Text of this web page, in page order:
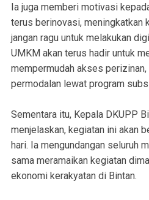
Ia juga memberi motivasi
terus berinovasi, meningkatkan
jangan ragu untuk melakukan
UMKM akan terus hadir untuk
mempermudah akses
permodalan lewat program
Sementara itu, Kepala DKUPP
menjelaskan, kegiatan ini akan
hari. Ia mengundangan seluruh
sama meramaikan kegiatan
ekonomi kerakyatan di Bintan.